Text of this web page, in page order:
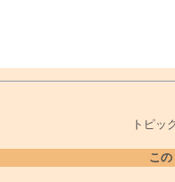
トピッ
こ